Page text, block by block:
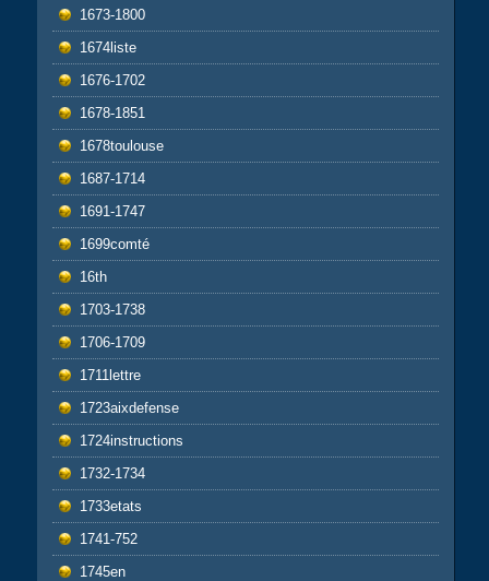
1673-1800
1674liste
1676-1702
1678-1851
1678toulouse
1687-1714
1691-1747
1699comté
16th
1703-1738
1706-1709
1711lettre
1723aixdefense
1724instructions
1732-1734
1733etats
1741-752
1745en